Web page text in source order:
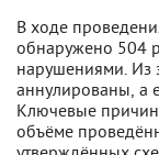
В ходе
обнаружено 504
нарушениями. Из
аннулированы, а
Ключевые
объёме